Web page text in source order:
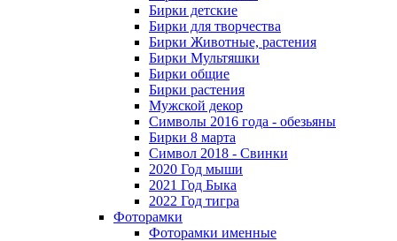
Бирки детские
Бирки для творчества
Бирки Животные, растения
Бирки Мультяшки
Бирки общие
Бирки растения
Мужской декор
Символы 2016 года - обезьяны
Бирки 8 марта
Символ 2018 - Свинки
2020 Год мыши
2021 Год Быка
2022 Год тигра
Фоторамки
Фоторамки именные